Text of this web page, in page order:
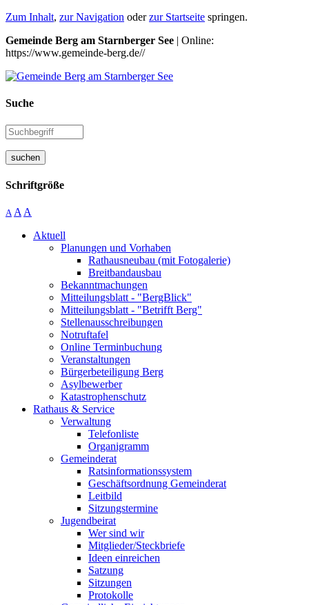
Zum Inhalt, zur Navigation oderzur Startseite springen.
Gemeinde Berg am Starnberger See | Online:
https://www.gemeinde-berg.de//
Suche
suchen
Schriftgröße
A A A
Aktuell
Planungen und Vorhaben
Rathausneubau (mit Fotogalerie)
Breitbandausbau
Bekanntmachungen
Mitteilungsblatt - "BergBlick"
Mitteilungsblatt - "Betrifft Berg"
Stellenausschreibungen
Notruftafel
Online Terminbuchung
Veranstaltungen
Bürgerbeteiligung Berg
Asylbewerber
Katastrophenschutz
Rathaus & Service
Verwaltung
Telefonliste
Organigramm
Gemeinderat
Ratsinformationssystem
Geschäftsordnung Gemeinderat
Leitbild
Sitzungstermine
Jugendbeirat
Wer sind wir
Mitglieder/Steckbriefe
Ideen einreichen
Satzung
Sitzungen
Protokolle